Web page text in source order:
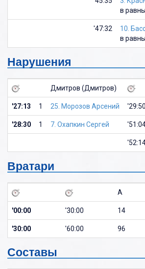
в
'47:32 10.
в
Нарушения
Дмитров (Дмитров)
'27:13 1 25. Морозов Арсений '29:50
'28:30 1 7. Охапкин Сергей
Вратари
A
'00:00 '30:00 14
'30:00 '60:00 96
Составы